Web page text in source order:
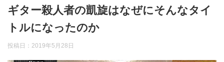
ギター殺人者の凱旋はなぜにそんなタイ
トルになったのか
投稿日： 2019年5月28日